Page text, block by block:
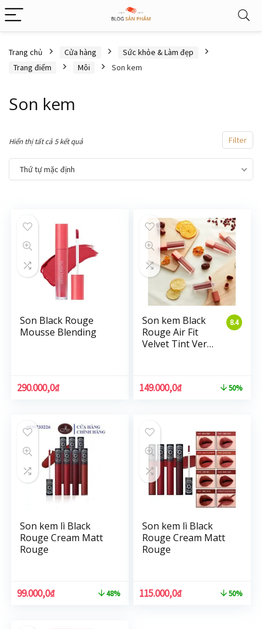
Trang chủ Cửa hàng
Sức khỏe & Làm đẹp
Trang điểm
Môi Son kem
Son kem
Filter
Hiển thị tất cả 5 kết quả
Thứ tự mặc định
Son Black Rouge
Mousse Blending
290.000,0₫
8.4
Son kem Black
Rouge Air Fit
Velvet Tint Ver3
149.000,0₫ 50%
Son kem lì Black
Rouge Cream Matt
Rouge
99.000,0₫ 48%
Son kem lì Black
Rouge Cream Matt
Rouge
115.000,0₫ 50%